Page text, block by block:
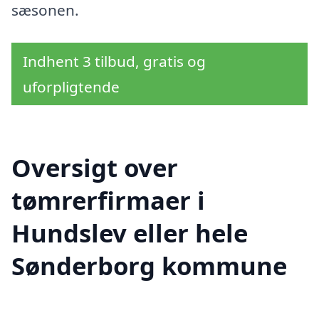
sæsonen.
Indhent 3 tilbud, gratis og
uforpligtende
Oversigt over
tømrerfirmaer i
Hundslev eller hele
Sønderborg kommune